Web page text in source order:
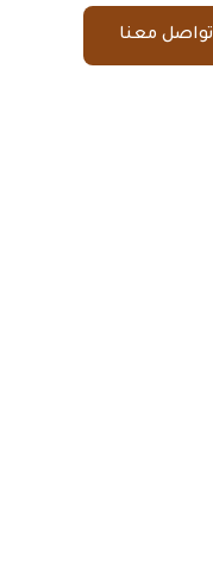
المزيد
تواصل معنا